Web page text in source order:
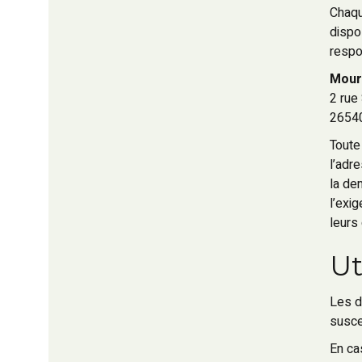
2 rue
la
leurs
Les
En